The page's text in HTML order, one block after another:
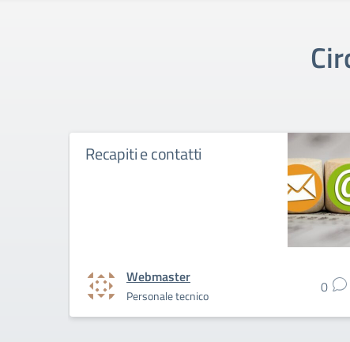
Recapiti e contatti
Webmaster
Personale tecnico 0